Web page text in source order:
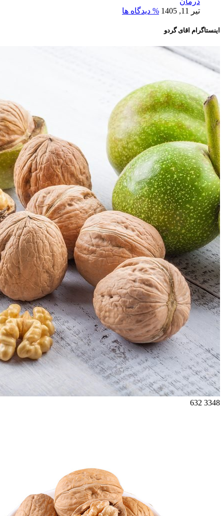
تیر 11, 1405
% دیدگاه ها
اینستاگرام اقای گردو
3348
632